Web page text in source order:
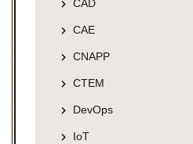
CAD
CAE
CNAPP
CTEM
DevOps
IoT